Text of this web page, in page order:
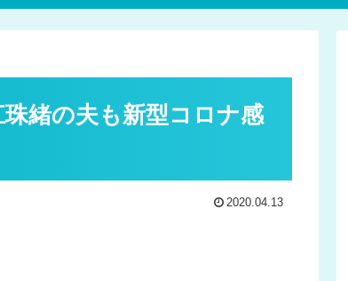
緒の夫も新型コロナ感
2020.04.13